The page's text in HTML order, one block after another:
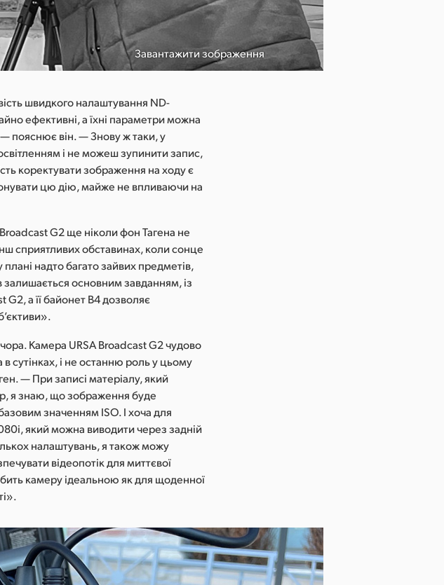
Завантажити зображення
швидкого налаштування ND-
ефективні, а їхні параметри можна
пояснює він. — Знову ж таки, у
і не можеш зупинити запис,
коректувати зображення на ходу є
цю дію, майже не впливаючи на
G2 ще ніколи фон Тагена не
сприятливих обставинах, коли сонце
надто багато зайвих предметів,
основним завданням, із
а її байонет B4 дозволяє
Камера URSA Broadcast G2 чудово
сутінках, і не останню роль у цьому
— При записі матеріалу, який
я знаю, що зображення буде
значенням ISO. І хоча для
який можна виводити через задній
налаштувань, я також можу
відеопотік для миттєвої
камеру ідеальною як для щоденної